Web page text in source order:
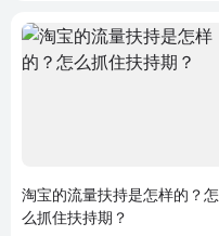
淘宝的流量扶持是怎样的？怎
么抓住扶持期？